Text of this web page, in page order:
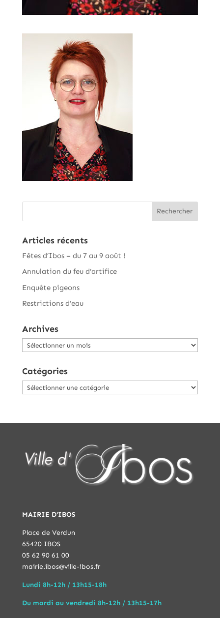
Articles récents
Fêtes d’Ibos – du 7 au 9 août !
Annulation du feu d’artifice
Enquête pigeons
Restrictions d’eau
Archives
Archives
Catégories
Catégories
MAIRIE D'IBOS
Place de Verdun
65420 IBOS
05 62 90 61 00
mairie.ibos@ville-ibos.fr
Lundi 8h-12h / 13h15-18h
Du mardi au vendredi 8h-12h / 13h15-17h